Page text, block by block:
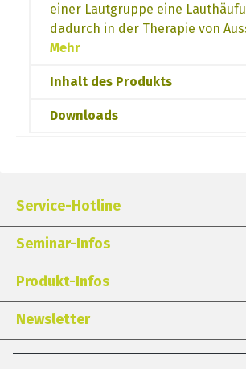
einer Lautgruppe eine
dadurch in der Therapie von
Mehr
Inhalt des Produkts
Downloads
Service-Hotline
Seminar-Infos
Produkt-Infos
Newsletter